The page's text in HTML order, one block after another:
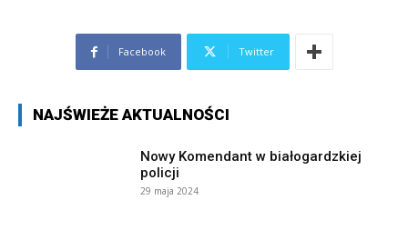
Facebook Twitter
NAJŚWIEŻE AKTUALNOŚCI
Nowy Komendant w białogardzkiej
policji
29 maja 2024